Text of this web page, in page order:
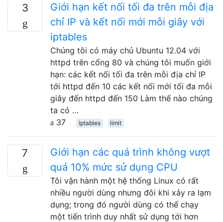
3
Giới hạn kết nối tối đa trên mỗi địa
chỉ IP và kết nối mới mỗi giây với
iptables
Chúng tôi có máy chủ Ubuntu 12.04 với
httpd trên cổng 80 và chúng tôi muốn giới
hạn: các kết nối tối đa trên mỗi địa chỉ IP
tới httpd đến 10 các kết nối mới tối đa mỗi
giây đến httpd đến 150 Làm thế nào chúng
ta có …
37
iptables limit
7
Giới hạn các quá trình không vượt
quá 10% mức sử dụng CPU
Tôi vận hành một hệ thống Linux có rất
nhiều người dùng nhưng đôi khi xảy ra lạm
dụng; trong đó người dùng có thể chạy
một tiến trình duy nhất sử dụng tới hơn